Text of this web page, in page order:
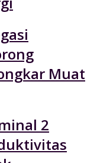
Muat
2